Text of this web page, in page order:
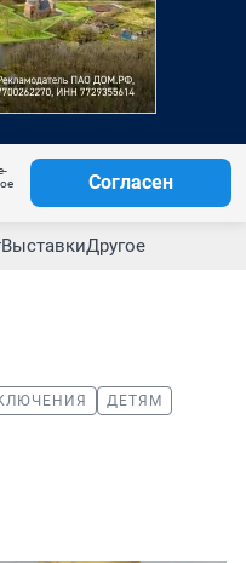
Согласен
ВыставкиДругое
ДЕТЯМ